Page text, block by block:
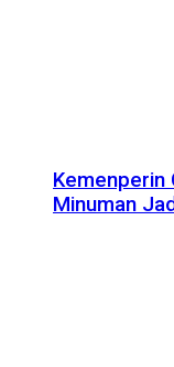
Kemenperin
Minuman